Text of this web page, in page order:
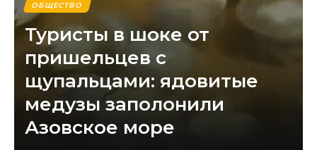
ОБЩЕСТВО
Туристы в шоке от
пришельцев с
щупальцами: ядовитые
медузы заполонили
Азовское море